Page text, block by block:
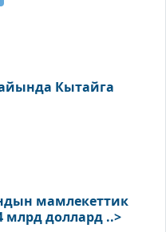
Кытайга
мамлекеттик
млрд доллард ..>